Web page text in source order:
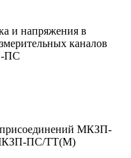
и напряжения в
каналов
ПС
МКЗП-
ПС/ТТ(М)